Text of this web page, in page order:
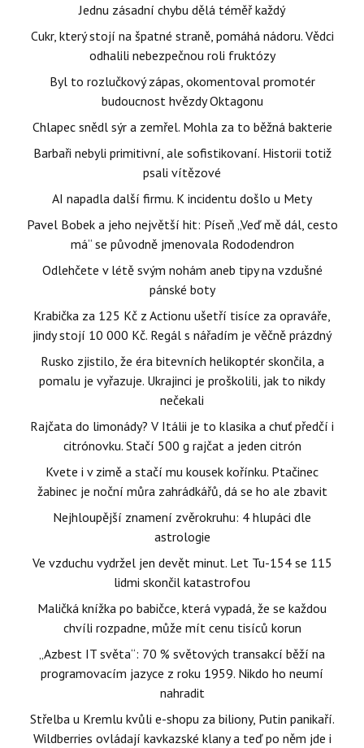
Jednu zásadní chybu dělá téměř každý
Cukr, který stojí na špatné straně, pomáhá nádoru. Vědci
odhalili nebezpečnou roli fruktózy
Byl to rozlučkový zápas, okomentoval promotér
budoucnost hvězdy Oktagonu
Chlapec snědl sýr a zemřel. Mohla za to běžná bakterie
Barbaři nebyli primitivní, ale sofistikovaní. Historii totiž
psali vítězové
AI napadla další firmu. K incidentu došlo u Mety
Pavel Bobek a jeho největší hit: Píseň „Veď mě dál, cesto
má“ se původně jmenovala Rododendron
Odlehčete v létě svým nohám aneb tipy na vzdušné
pánské boty
Krabička za 125 Kč z Actionu ušetří tisíce za opraváře,
jindy stojí 10 000 Kč. Regál s nářadím je věčně prázdný
Rusko zjistilo, že éra bitevních helikoptér skončila, a
pomalu je vyřazuje. Ukrajinci je proškolili, jak to nikdy
nečekali
Rajčata do limonády? V Itálii je to klasika a chuť předčí i
citrónovku. Stačí 500 g rajčat a jeden citrón
Kvete i v zimě a stačí mu kousek kořínku. Ptačinec
žabinec je noční můra zahrádkářů, dá se ho ale zbavit
Nejhloupější znamení zvěrokruhu: 4 hlupáci dle
astrologie
Ve vzduchu vydržel jen devět minut. Let Tu-154 se 115
lidmi skončil katastrofou
Maličká knížka po babičce, která vypadá, že se každou
chvíli rozpadne, může mít cenu tisíců korun
„Azbest IT světa“: 70 % světových transakcí běží na
programovacím jazyce z roku 1959. Nikdo ho neumí
nahradit
Střelba u Kremlu kvůli e-shopu za biliony, Putin panikaří.
Wildberries ovládají kavkazské klany a teď po něm jde i